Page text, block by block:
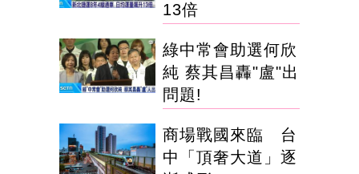
13倍
綠中常會助選何欣
純 蔡其昌轟"盧"出
問題!
商場戰國來臨 台
中「頂奢大道」逐